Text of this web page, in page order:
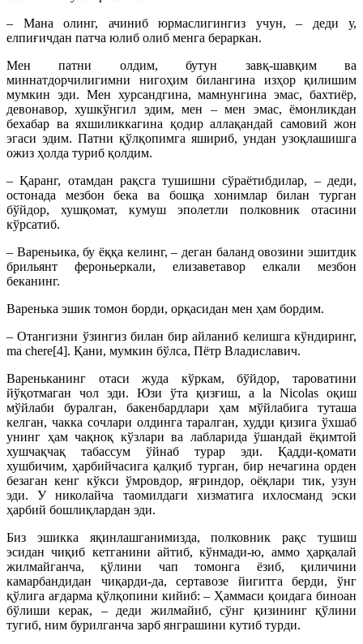
– Мана олинг, ачиниб юрмаслигингиз учун, – деди у,
елпиғичдан патча юлиб олиб менга бераркан.
Мен патни олдим, бутун завқ-шавқим ва
миннатдорчилигимни нигоҳим билангина изҳор қилишим
мумкин эди. Мен хурсандгина, мамнунгина эмас, бахтиёр,
девонавор, хушкўнгил эдим, мен – мен эмас, ёмонликдан
бехабар ва яхшиликкагина қодир аллақандай самовий жон
эгаси эдим. Патни қўлқопимга яшириб, ундан узоқлашишга
ожиз ҳолда туриб қолдим.
– Қаранг, отамдан paқсгa тушишни сўраётибдилар, – деди,
остонада мезбон бека ва бошқа хонимлар билан турган
бўйдор, хушқомат, кумуш эполетли полковник отасини
кўрсатиб.
– Вареньика, бу ёққа келинг, – деган баланд овозини эшитдик
брильянт фероньеркали, елизаветавор елкали мезбон
беканинг.
Варенька эшик томон борди, орқасидан мен ҳам бордим.
– Отангизни ўзингиз билан бир айланиб келишга кўндиринг,
ma chere[4]. Қани, мумкин бўлса, Пётр Владиславич.
Вареньканинг отаси жуда кўркам, бўйдор, тароватини
йўқотмаган чол эди. Юзи ўта қизғиш, a la Nicolas оқиш
мўйлаби буралган, бакенбардлари ҳам мўйлабига туташа
келган, чакка сочлари олдинга таралган, худди қизига ўхшаб
унинг ҳам чақноқ кўзлари ва лабларида ўшандай ёқимтой
хушчақчақ табассум ўйнаб турар эди. Қадди-қомати
хушбичим, ҳарбийчасига қалқиб турган, бир нечагина орден
безаган кенг кўкси ўмровдор, яғриндор, оёқлари тик, узун
эди. У николайча таомилдаги хизматига ихлосманд эски
ҳарбий бошлиқлардан эди.
Биз эшикка яқинлашганимизда, полковник рақс тушиш
эсидан чиқиб кетганини айтиб, кўнмади-ю, аммо ҳарқалай
жилмайганча, қўлини чап томонга ёзиб, қиличини
камарбандидан чиқарди-да, сертавозе йигитга берди, ўнг
қўлига ағдарма қўлқопини кийиб: – Ҳаммаси қоидага биноан
бўлиши керак, – деди жилмайиб, сўнг қизининг қўлини
тугиб, ним бурилганча зарб янграшини кутиб турди.